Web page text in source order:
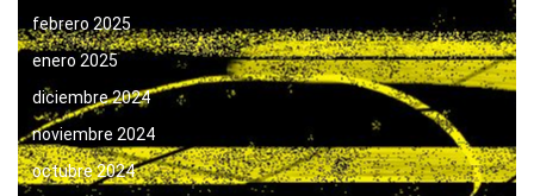
febrero 2025
enero 2025
diciembre 2024
noviembre 2024
octubre 2024